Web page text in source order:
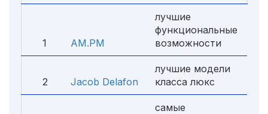
1 AM.PM
лучшие
функциональные
возможности
2 Jacob Delafon
лучшие модели
класса люкс
самые